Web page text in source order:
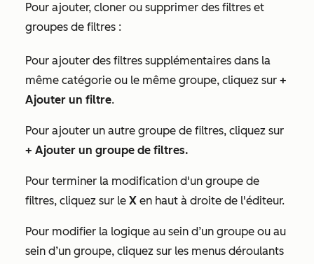
Pour ajouter, cloner ou supprimer des filtres et
groupes de filtres :
Pour ajouter des filtres supplémentaires dans la
même catégorie ou le même groupe, cliquez sur +
Ajouter un filtre.
Pour ajouter un autre groupe de filtres, cliquez sur
+ Ajouter un groupe de filtres.
Pour terminer la modification d'un groupe de
filtres, cliquez sur le X en haut à droite de l'éditeur.
Pour modifier la logique au sein d’un groupe ou au
sein d’un groupe, cliquez sur les menus déroulants